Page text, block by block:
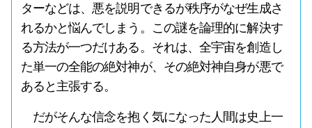
ターなどは、悪を説明できるが秩序がなぜ生成さ
れるかと悩んでしまう。この謎を論理的に解決す
る方法が一つだけある。それは、全宇宙を創造し
た単一の全能の絶対神が、その絶対神自身が悪で
あると主張する。
だがそんな信念を抱く気になった人間は史上一